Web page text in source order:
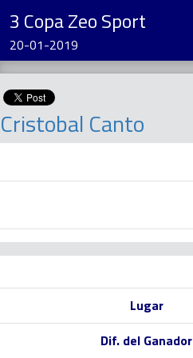
3 Copa Zeo Sport
20-01-2019
Cristobal Canto
Lugar
Dif. del Ganador